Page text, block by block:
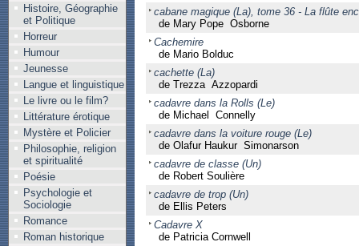
Histoire, Géographie
et Politique
Horreur
Humour
Jeunesse
Langue et linguistique
Le livre ou le film?
Littérature érotique
Mystère et Policier
Philosophie, religion
et spiritualité
Poésie
Psychologie et
Sociologie
Romance
Roman historique
cabane magique (La), tome 36 - La flûte
de Mary Pope Osborne
Cachemire
de Mario Bolduc
cachette (La)
de Trezza Azzopardi
cadavre dans la Rolls (Le)
de Michael Connelly
cadavre dans la voiture rouge (Le)
de Olafur Haukur Simonarson
cadavre de classe (Un)
de Robert Soulière
cadavre de trop (Un)
de Ellis Peters
Cadavre X
de Patricia Cornwell